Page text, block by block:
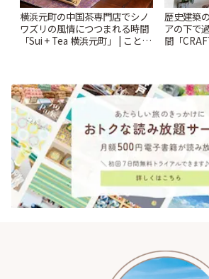
横浜元町の中国茶専門店でシノ
ワズリの風情につつまれる時間
「Sui + Tea 横浜元町」 | ことり
歴史建築
アの下で
間「